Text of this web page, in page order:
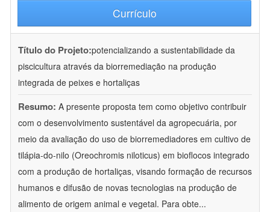
Currículo
Título do Projeto:potencializando a sustentabilidade da
piscicultura através da biorremediação na produção
integrada de peixes e hortaliças
Resumo: A presente proposta tem como objetivo contribuir
com o desenvolvimento sustentável da agropecuária, por
meio da avaliação do uso de biorremediadores em cultivo de
tilápia-do-nilo (Oreochromis niloticus) em bioflocos integrado
com a produção de hortaliças, visando formação de recursos
humanos e difusão de novas tecnologias na produção de
alimento de origem animal e vegetal. Para obte...